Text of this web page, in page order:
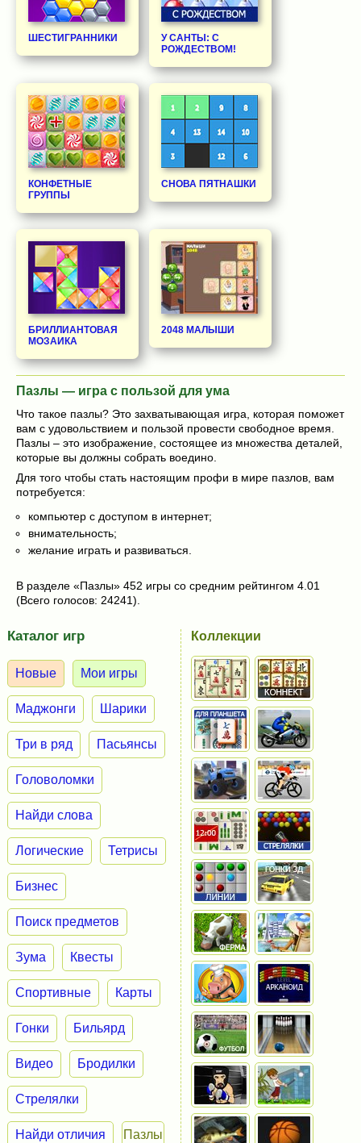
ШЕСТИГРАННИКИ
У САНТЫ: С
РОЖДЕСТВОМ!
КОНФЕТНЫЕ
ГРУППЫ
СНОВА ПЯТНАШКИ
БРИЛЛИАНТОВАЯ
МОЗАИКА
2048 МАЛЫШИ
Пазлы — игра с пользой для ума
Что такое пазлы? Это захватывающая игра, которая поможет
вам с удовольствием и пользой провести свободное время.
Пазлы – это изображение, состоящее из множества деталей,
которые вы должны собрать воедино.
Для того чтобы стать настоящим профи в мире пазлов, вам
потребуется:
компьютер с доступом в интернет;
внимательность;
желание играть и развиваться.
В разделе «Пазлы» 452 игры со средним рейтингом 4.01
(Всего голосов: 24241).
Каталог игр
Новые Мои игры
Маджонги Шарики
Три в ряд Пасьянсы
Головоломки
Найди слова
Логические Тетрисы
Бизнес
Поиск предметов
Зума Квесты
Спортивные Карты
Гонки Бильярд
Видео Бродилки
Стрелялки
Найди отличия Пазлы
Коллекции